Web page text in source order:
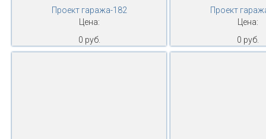
Проект гаража-182
Цена:
0 руб.
Проект
Цена:
0 руб.